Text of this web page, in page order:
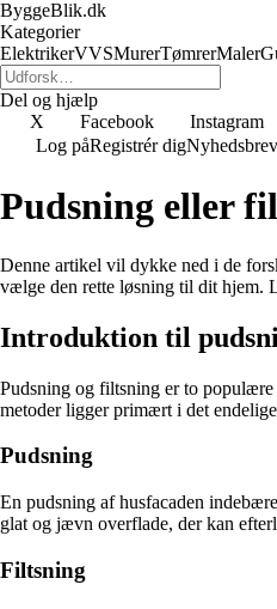
ByggeBlik.dk
Kategorier
ElektrikerVVSMurerTømrerMaler
Del og hjælp
X
Facebook Instagram
Log påRegistrér digNyhedsbrev
Pudsning eller
Denne artikel vil dykke ned i de
vælge den rette løsning til dit hjem.
Introduktion til
Pudsning og filtsning er to
metoder ligger primært i det
Pudsning
En pudsning af husfacaden
glat og jævn overflade, der kan
Filtsning